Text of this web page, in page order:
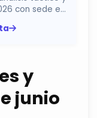
con sede en
y
junio